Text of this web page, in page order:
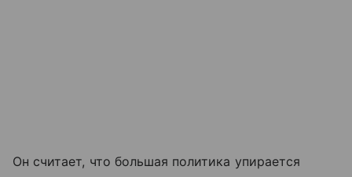
Он считает, что большая политика упирается